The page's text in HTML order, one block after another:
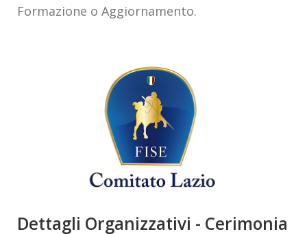
Formazione o Aggiornamento.
Dettagli Organizzativi - Cerimonia